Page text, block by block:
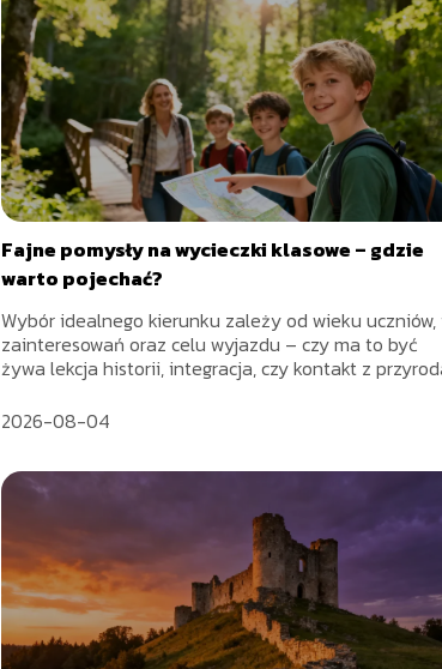
Fajne pomysły na wycieczki klasowe – gdzie
warto pojechać?
Wybór idealnego kierunku zależy od wieku uczniów,
zainteresowań oraz celu wyjazdu – czy ma to być
żywa lekcja historii, integracja, czy kontakt z
2026-08-04